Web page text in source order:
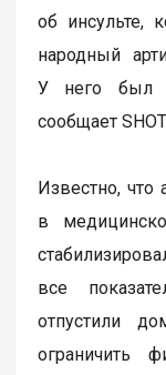
об инсульте,
народный
У него был
сообщает
Известно, что
в
все
отпустили
ограничить